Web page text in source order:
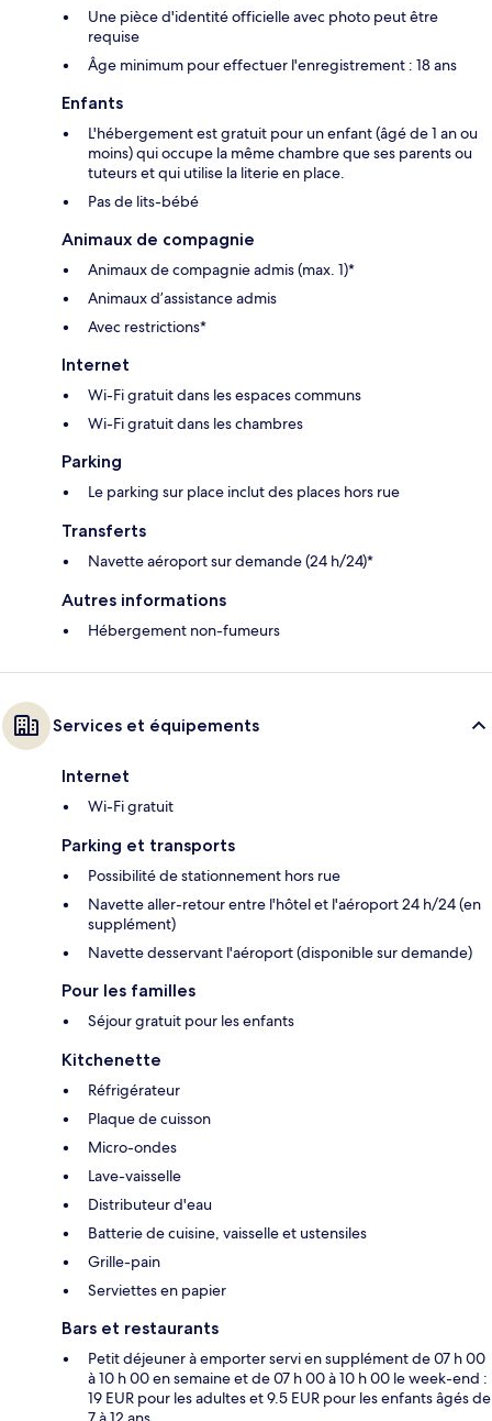
Une pièce d'identité officielle avec photo peut être
requise
Âge minimum pour effectuer l'enregistrement : 18 ans
Enfants
L'hébergement est gratuit pour un enfant (âgé de 1 an ou
moins) qui occupe la même chambre que ses parents ou
tuteurs et qui utilise la literie en place.
Pas de lits-bébé
Animaux de compagnie
Animaux de compagnie admis (max. 1)*
Animaux d’assistance admis
Avec restrictions*
Internet
Wi-Fi gratuit dans les espaces communs
Wi-Fi gratuit dans les chambres
Parking
Le parking sur place inclut des places hors rue
Transferts
Navette aéroport sur demande (24 h/24)*
Autres informations
Hébergement non-fumeurs
Services et équipements
Internet
Wi-Fi gratuit
Parking et transports
Possibilité de stationnement hors rue
Navette aller-retour entre l'hôtel et l'aéroport 24 h/24 (en
supplément)
Navette desservant l'aéroport (disponible sur demande)
Pour les familles
Séjour gratuit pour les enfants
Kitchenette
Réfrigérateur
Plaque de cuisson
Micro-ondes
Lave-vaisselle
Distributeur d'eau
Batterie de cuisine, vaisselle et ustensiles
Grille-pain
Serviettes en papier
Bars et restaurants
Petit déjeuner à emporter servi en supplément de 07 h 00
à 10 h 00 en semaine et de 07 h 00 à 10 h 00 le week-end :
19 EUR pour les adultes et 9.5 EUR pour les enfants âgés de